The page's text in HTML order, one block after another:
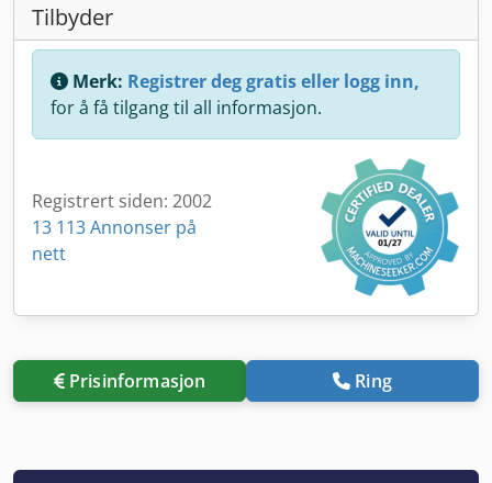
Tilbyder
Merk: Registrer deg gratis eller logg inn,
for å få tilgang til all informasjon.
Registrert siden: 2002
13 113 Annonser på
nett
Prisinformasjon Ring